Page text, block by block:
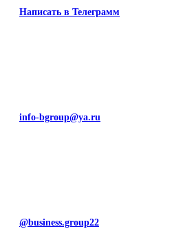
Написать в Телеграмм
info-bgroup@ya.ru
@business.group22